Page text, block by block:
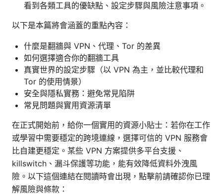
看到各類工具的優缺點、設定步驟與風險注意事項。
以下是本篇將會涵蓋的重點內容：
什麼是翻牆與 VPN、代理、Tor 的差異
如何選擇適合你的翻牆工具
真實世界的設定步驟（以 VPN 為主，並比較代理和
Tor 的使用情景）
安全與隱私實務：避免常見陷阱
常見問題與實用資源清單
在正式開始前，給你一個實用的資源小貼士：若你在工作
或學習中需要穩定的跨境連線，選擇可信的 VPN 服務會
比自建更穩定。某些 VPN 方案提供多平台支援、
killswitch、漏斗保護等功能，能有效降低資料外洩風
險。以下這個連結在閱讀時會出現，點擊前請確認你已理
解風險與條款：